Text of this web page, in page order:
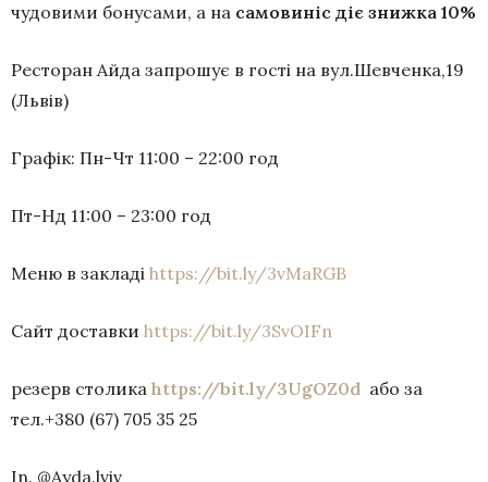
чудовими бонусами, а на самовиніс діє знижка 10%
Ресторан Айда запрошує в гості на вул.Шевченка,19
(Львів)
Графік: Пн-Чт 11:00 – 22:00 год
Пт-Нд 11:00 – 23:00 год
Меню в закладі https://bit.ly/3vMaRGB
Сайт доставки https://bit.ly/3SvOIFn
резерв столика https://bit.ly/3UgOZ0d або за
тел.+380 (67) 705 35 25
In. @Ayda.lviv